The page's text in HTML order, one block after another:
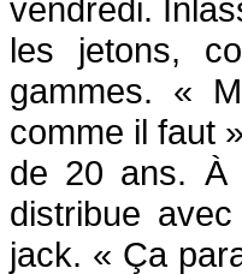
vendredi.
les jetons,
gammes. «
comme il faut
de 20 ans. À
distribue
jack. « Ça